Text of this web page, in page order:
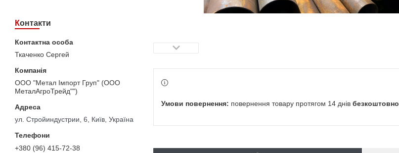
Контакти
Ткаченко Сергей
ООО "Метал Імпорт Груп" (ООО
МеталАгроТрейд"")
ул. Стройиндустрии, 6, Київ, Україна
+380 (96) 415-72-38
повернення товару протягом 14 днів безкоштовно